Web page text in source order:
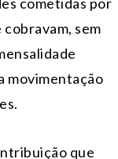
sem
movimentação
que